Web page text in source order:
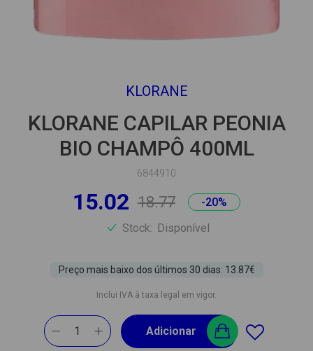
KLORANE
KLORANE CAPILAR PEONIA
BIO CHAMPÔ 400ML
6844910
15.02 18.77
-20%
Stock: Disponível
Preço mais baixo dos últimos 30 dias: 13.87€
Inclui IVA à taxa legal em vigor.
1 Adicionar